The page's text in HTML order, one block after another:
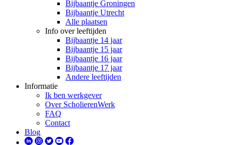
Bijbaantje Groningen
Bijbaantje Utrecht
Alle plaatsen
Info over leeftijden
Bijbaantje 14 jaar
Bijbaantje 15 jaar
Bijbaantje 16 jaar
Bijbaantje 17 jaar
Andere leeftijden
Informatie
Ik ben werkgever
Over ScholierenWerk
FAQ
Contact
Blog